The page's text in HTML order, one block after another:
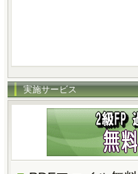
実施サービス